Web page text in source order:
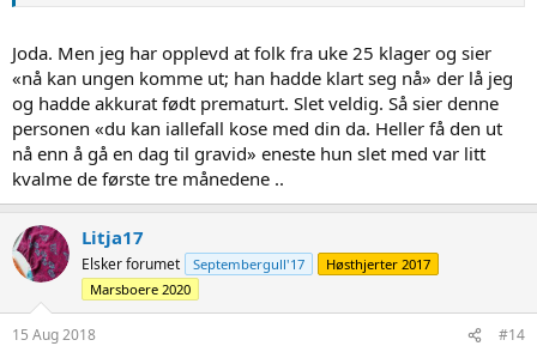
Joda. Men jeg har opplevd at folk fra uke 25 klager og sier
«nå kan ungen komme ut; han hadde klart seg nå» der lå jeg
og hadde akkurat født prematurt. Slet veldig. Så sier denne
personen «du kan iallefall kose med din da. Heller få den ut
nå enn å gå en dag til gravid» eneste hun slet med var litt
kvalme de første tre månedene ..
Litja17
Elsker forumet Septembergull'17
Høsthjerter 2017
Marsboere 2020
15 Aug 2018 #14